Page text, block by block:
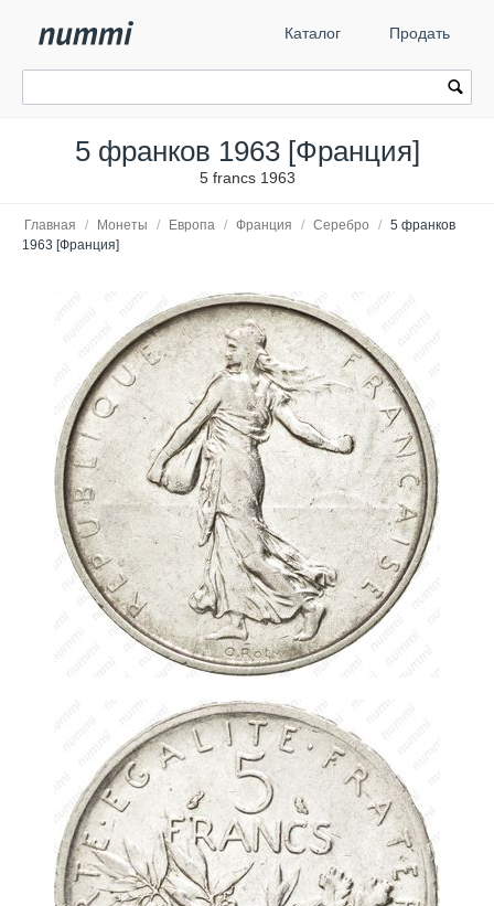
Каталог Продать
5 франков 1963 [Франция]
5 francs 1963
Главная / Монеты / Европа / Франция / Серебро / 5 франков
1963 [Франция]